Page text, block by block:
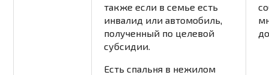
также если в семье есть
инвалид или автомобиль,
полученный по целевой
субсидии.
Есть спальня в нежилом